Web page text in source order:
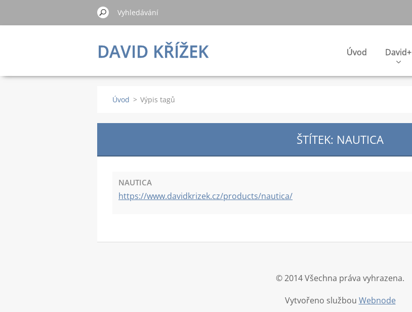
DAVID KŘÍŽEK Úvod David+
Úvod > Výpis tagů
ŠTÍTEK: NAUTICA
NAUTICA
https://www.davidkrizek.cz/products/nautica/
© 2014 Všechna práva vyhrazena.
Vytvořeno službou Webnode